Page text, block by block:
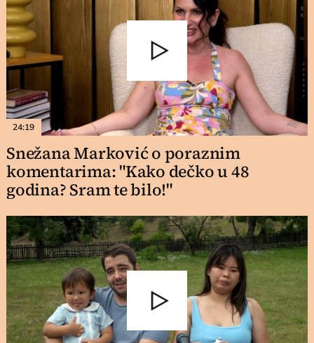
24:19
Snežana Marković o poraznim
komentarima: "Kako dečko u 48
godina? Sram te bilo!"